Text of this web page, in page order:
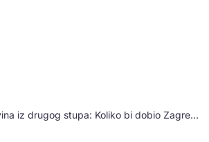
Mirovina iz drugog stupa: Koliko bi dobio Zagrepčanin s prosječnom plaćom?